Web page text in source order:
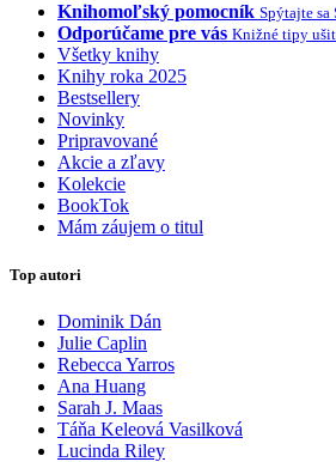
Knihomoľský pomocník Spýtajte
Odporúčame pre vás Knižné tipy
Všetky knihy
Knihy roka 2025
Bestsellery
Novinky
Pripravované
Akcie a zľavy
Kolekcie
BookTok
Mám záujem o titul
Top autori
Dominik Dán
Julie Caplin
Rebecca Yarros
Ana Huang
Sarah J. Maas
Táňa Keleová Vasilková
Lucinda Riley